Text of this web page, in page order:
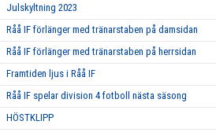
Julskyltning 2023
Råå IF förlänger med tränarstaben på damsidan
Råå IF förlänger med tränarstaben på herrsidan
Framtiden ljus i Råå IF
Råå IF spelar division 4 fotboll nästa säsong
HÖSTKLIPP